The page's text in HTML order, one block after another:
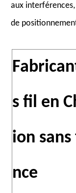
aux
de
s fil en
ion
nce